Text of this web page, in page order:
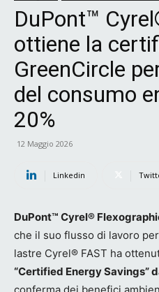
DuPont™
ottiene la
GreenCircle
del consumo
20%
12 Maggio 2026
Linkedin
DuPont™ Cyrel®
che il suo flusso di lavoro
lastre Cyrel® FAST ha
“Certified Energy Savings”
conferma dei benefici